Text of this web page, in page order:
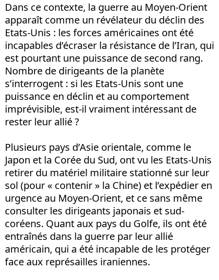
Dans ce contexte, la guerre au Moyen-Orient
apparaît comme un révélateur du déclin des
Etats-Unis : les forces américaines ont été
incapables d’écraser la résistance de l’Iran, qui
est pourtant une puissance de second rang.
Nombre de dirigeants de la planète
s’interrogent : si les Etats-Unis sont une
puissance en déclin et au comportement
imprévisible, est-il vraiment intéressant de
rester leur allié ?
Plusieurs pays d’Asie orientale, comme le
Japon et la Corée du Sud, ont vu les Etats-Unis
retirer du matériel militaire stationné sur leur
sol (pour « contenir » la Chine) et l’expédier en
urgence au Moyen-Orient, et ce sans même
consulter les dirigeants japonais et sud-
coréens. Quant aux pays du Golfe, ils ont été
entraînés dans la guerre par leur allié
américain, qui a été incapable de les protéger
face aux représailles iraniennes.